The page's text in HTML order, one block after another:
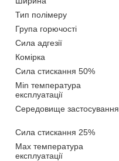
Тип полімеру
Група горючості
Сила адгезії
Комірка
Сила стискання 50%
Min температура
експлуатації
Середовище застосування
Сила стискання 25%
Max температура
експлуатації